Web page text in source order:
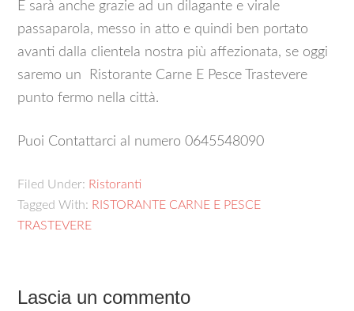
E sarà anche grazie ad un dilagante e virale
passaparola, messo in atto e quindi ben portato
avanti dalla clientela nostra più affezionata, se oggi
saremo un Ristorante Carne E Pesce Trastevere
punto fermo nella città.
Puoi Contattarci al numero 0645548090
Filed Under: Ristoranti
Tagged With: RISTORANTE CARNE E PESCE
TRASTEVERE
Lascia un commento